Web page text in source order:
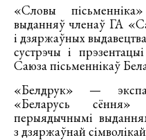
«Словы
выданняў членаў ГА
і дзяржаўных
сустрэчы і
Саюза пісьменнікаў
«Белдрук» —
«Беларусь
перыядычнымі
з дзяржаўнай